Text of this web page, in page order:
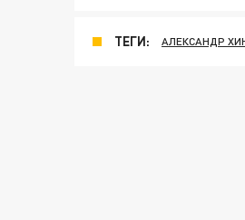
ТЕГИ: АЛЕКСАНДР